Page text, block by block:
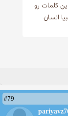
کلمات رو
انسان
#79